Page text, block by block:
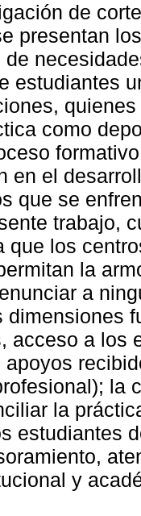
de
presentan
estudiantes
como
en el
que se
trabajo,
que los
la
a
dimensiones
acceso a los
apoyos
la
la
estudiantes
y